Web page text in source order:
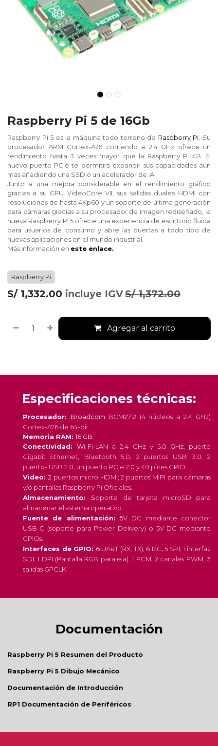
Raspberry Pi 5 de 16Gb
Raspberry Pi 5 es la máquina todo terreno de Raspberry Pi. Su
procesador ARM Cortex-A76 corriendo a 2.4 GHz ofrece un
rendimiento hasta 3 veces mayor que la Raspberry Pi 4B. El
nuevo puerto PCIe te permitirá expandir sus capacidades aún
más añadiendo una SSD o un acelerador de IA.
Junto a una mejora considerable en el rendimiento gráfico
gracias a su GPU VideoCore VII, sus salidas duales HDMI con
resoluciones de hasta 4Kp60 y un soporte de última generación
para cámaras gracias a su procesador de imagen rediseñado, la
nueva Raspberry Pi 5 ofrece una experiencia de escritorio fluida
para usuarios de consumo y abre las puertas a todo tipo de
nuevas aplicaciones en el mundo industrial.
Más información en este enlace.
Raspberry Pi
S/ 1,332.00 incluye IGVS/1,372.00
Agregar al carrito
Especificaciones técnicas:
Procesador: Broadcom BCM2712 (4 núcleos a 2.4 GHz)
Cortex-A76 de 64-bit.
Memoria RAM:16 GB.
Conectividad:Wi-Fi-LAN a 2.4 GHz y 5.0 GHz, puerto
Gigabit Ethernet, Bluetooth 5.0, 2 puertos USB 3.0, 2
puertos USB 2.0, un puerto PCIe 2.0 y 40 pines GPIO.
Video: 2 puertos micro HDMI; 2 puertos MIPI para cámaras
y/o pantallas Raspberry Pi Oficiales.
Almacenamiento: Soporte de tarjeta microSD para
almacenar el sistema operativo.
Fuente de alimentación: 5V DC mediante
conector
USB-C (soporte para Power Delivery) o 5V DC mediante
GPIOs.
Interfaces de GPIO: 6 UART (RX, TX), 6 I2C, 5 SPI, 1 interfaz
SDI, 1 DPI (Pantalla RGB paralela), 1 PCM, 2 canales PWM, 3
salidas GPCLK.
Documentación
Raspberry Pi 5 Resumen del Producto
Raspberry Pi 5 Dibujo Mecánico
Documentación de Introducción
RP1 Documentación de Periféricos